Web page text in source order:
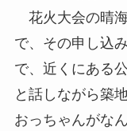
花火大会の晴
で、その申し込
で、近くにある
と話しながら築
おっちゃんがな